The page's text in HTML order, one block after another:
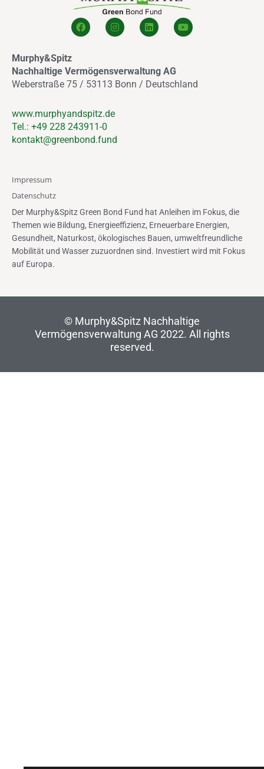
F
a
c
o
o
k
I
n
s
g
r
a
L
i
n
d
i
n
Y
o
u
Murphy&Spitz
Nachhaltige Vermögensverwaltung AG
Weberstraße 75 / 53113 Bonn / Deutschland
www.murphyandspitz.de
Tel.: +49 228 243911-0
kontakt@greenbond.fund
Impressum
Datenschutz
Der Murphy&Spitz Green Bond Fund hat Anleihen im Fokus, die
Themen wie Bildung, Energieeffizienz, Erneuerbare Energien,
Gesundheit, Naturkost, ökologisches Bauen, umweltfreundliche
Mobilität und Wasser zuzuordnen sind. Investiert wird mit Fokus
auf Europa.
© Murphy&Spitz Nachhaltige
Vermögensverwaltung AG 2022. All rights
reserved.